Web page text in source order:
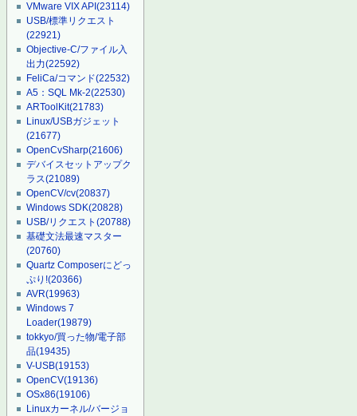
VMware VIX API(23114)
USB/標準リクエスト
(22921)
Objective-C/ファイル入
出力(22592)
FeliCa/コマンド(22532)
A5：SQL Mk-2(22530)
ARToolKit(21783)
Linux/USBガジェット
(21677)
OpenCvSharp(21606)
デバイスセットアップク
ラス(21089)
OpenCV/cv(20837)
Windows SDK(20828)
USB/リクエスト(20788)
基礎文法最速マスター
(20760)
Quartz Composerにどっ
ぷり!(20366)
AVR(19963)
Windows 7
Loader(19879)
tokkyo/買った物/電子部
品(19435)
V-USB(19153)
OpenCV(19136)
OSx86(19106)
Linuxカーネル/バージョ